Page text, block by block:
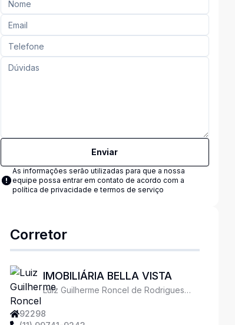
Enviar
As informações serão utilizadas para que a nossa
equipe possa entrar em contato de acordo com a
política de privacidade e termos de serviço
Corretor
IMOBILIÁRIA BELLA VISTA
Luiz Guilherme Roncel de Rodrigues
92298